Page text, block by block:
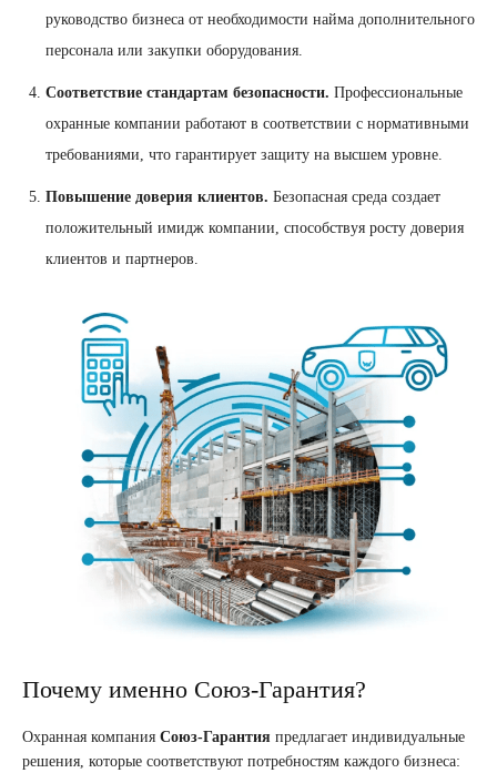
руководство бизнеса от необходимости найма дополнительного
персонала или закупки оборудования.
Соответствие стандартам безопасности. Профессиональные
охранные компании работают в соответствии с нормативными
требованиями, что гарантирует защиту на высшем уровне.
Повышение доверия клиентов. Безопасная среда создает
положительный имидж компании, способствуя росту доверия
клиентов и партнеров.
Почему именно Союз-Гарантия?
Охранная компания Союз-Гарантия предлагает индивидуальные
решения, которые соответствуют потребностям каждого бизнеса: